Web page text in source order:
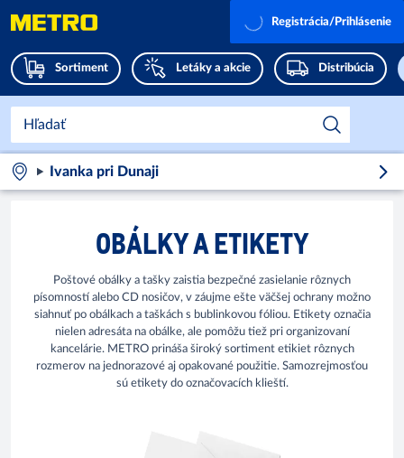
Sortiment Letáky a akcie Distribúcia
Registrácia/Prihlásenie
Ivanka pri Dunaji
OBÁLKY A ETIKETY
Poštové obálky a tašky zaistia bezpečné zasielanie rôznych
písomností alebo CD nosičov, v záujme ešte väčšej ochrany možno
siahnuť po obálkach a taškách s bublinkovou fóliou. Etikety označia
nielen adresáta na obálke, ale pomôžu tiež pri organizovaní
kancelárie. METRO prináša široký sortiment etikiet rôznych
rozmerov na jednorazové aj opakované použitie. Samozrejmosťou
sú etikety do označovacích klieští.